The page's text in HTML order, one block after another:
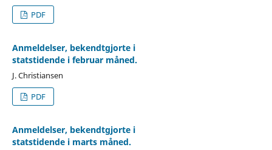
PDF
Anmeldelser, bekendtgjorte i
statstidende i februar måned.
J. Christiansen
PDF
Anmeldelser, bekendtgjorte i
statstidende i marts måned.